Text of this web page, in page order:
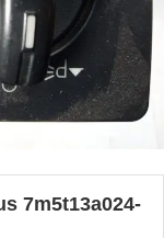
7m5t13a024-